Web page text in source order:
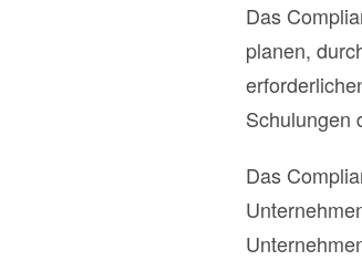
Das
planen,
Schulungen
Das